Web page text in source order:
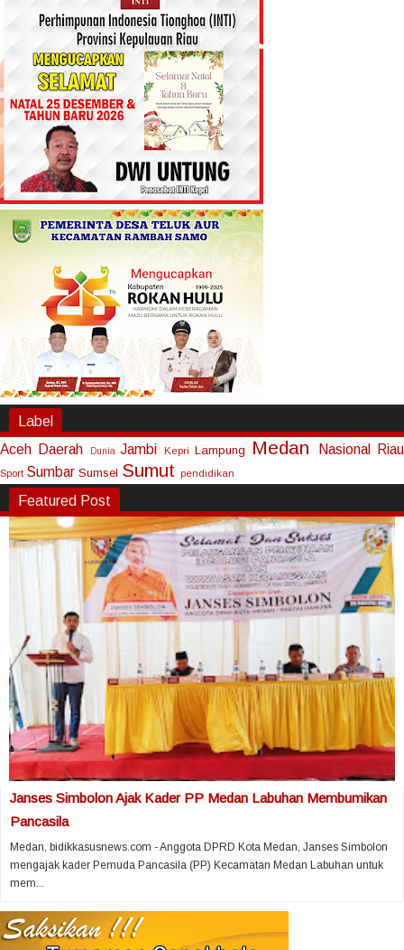
Label
Aceh Daerah Dunia Jambi Kepri Lampung Medan Nasional Riau
Sport Sumbar Sumsel Sumut pendidikan
Featured Post
Janses Simbolon Ajak Kader PP Medan Labuhan Membumikan
Pancasila
Medan, bidikkasusnews.com - Anggota DPRD Kota Medan, Janses Simbolon
mengajak kader Pemuda Pancasila (PP) Kecamatan Medan Labuhan untuk
mem...